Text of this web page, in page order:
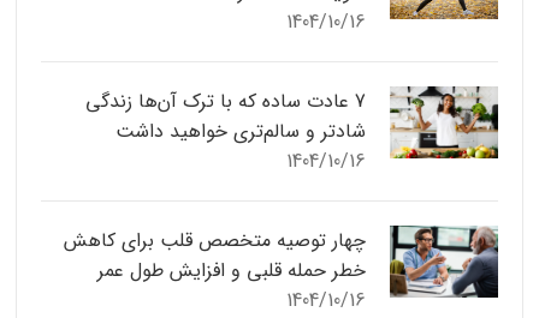
1404/10/16
7 عادت ساده که با ترک آن‌ها زندگی
شادتر و سالم‌تری خواهید داشت
1404/10/16
چهار توصیه متخصص قلب برای کاهش
خطر حمله قلبی و افزایش طول عمر
1404/10/16